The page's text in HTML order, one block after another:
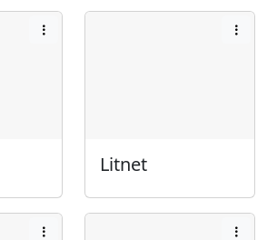
Litnet